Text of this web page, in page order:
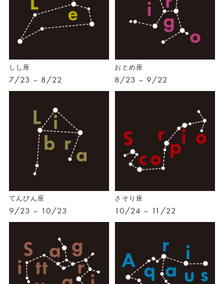
しし座
7/23 – 8/22
おとめ座
8/23 – 9/22
てんびん座
9/23 – 10/23
さそり座
10/24 – 11/22